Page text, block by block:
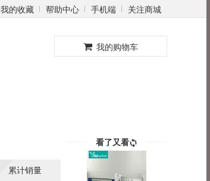
我的收藏 帮助中心 手机端 关注商城
我的购物车
累计销量
看了又看